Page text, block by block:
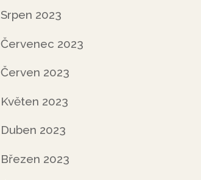
Srpen 2023
Červenec 2023
Červen 2023
Květen 2023
Duben 2023
Březen 2023